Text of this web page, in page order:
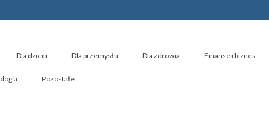
Dla dzieci Dla przemysłu Dla zdrowia Finanse i biznes
Pozostałe